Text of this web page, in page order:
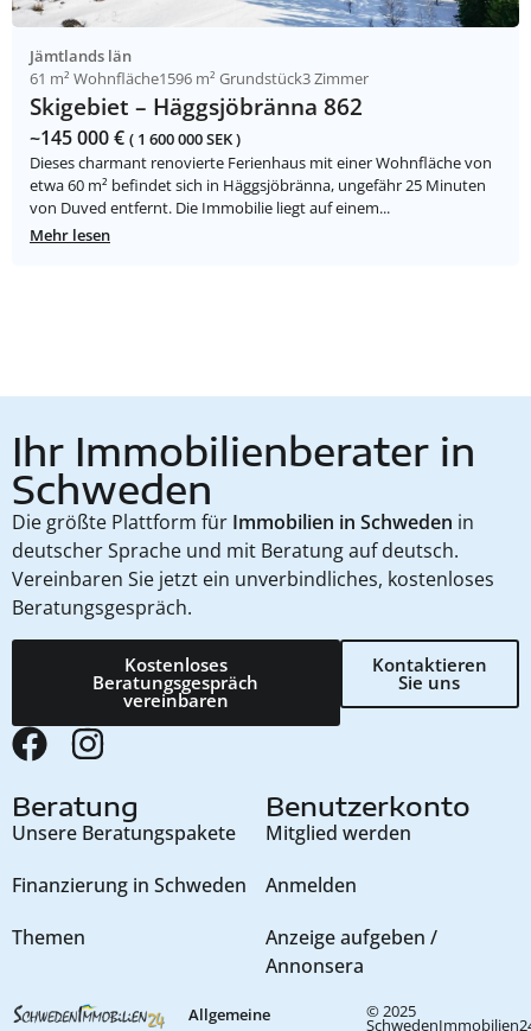
Jämtlands län
61 m² Wohnfläche1596 m² Grundstück3 Zimmer
Skigebiet – Häggsjöbränna 862
~145 000 € ( 1 600 000 SEK )
Dieses charmant renovierte Ferienhaus mit einer Wohnfläche von
etwa 60 m² befindet sich in Häggsjöbränna, ungefähr 25 Minuten
von Duved entfernt. Die Immobilie liegt auf einem...
Mehr lesen
Ihr Immobilienberater in
Schweden
Die größte Plattform für Immobilien in Schweden in
deutscher Sprache und mit Beratung auf deutsch.
Vereinbaren Sie jetzt ein unverbindliches, kostenloses
Beratungsgespräch.
Kostenloses
Beratungsgespräch
vereinbaren
Kontaktieren
Sie uns
Beratung
Unsere Beratungspakete
Finanzierung in Schweden
Themen
Benutzerkonto
Mitglied werden
Anmelden
Anzeige aufgeben /
Annonsera
© 2025
Allgemeine